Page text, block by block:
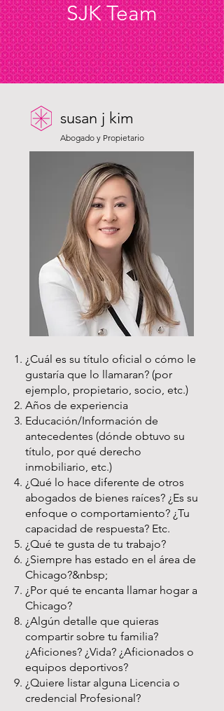
SJK Team
Abogado y Propietario
susan j kim
¿Cuál es su título oficial o cómo le
gustaría que lo llamaran? (por
ejemplo, propietario, socio, etc.)
Años de experiencia
Educación/Información de
antecedentes (dónde obtuvo su
título, por qué derecho
inmobiliario, etc.)
¿Qué lo hace diferente de otros
abogados de bienes raíces? ¿Es su
enfoque o comportamiento? ¿Tu
capacidad de respuesta? Etc.
¿Qué te gusta de tu trabajo?
¿Siempre has estado en el área de
Chicago?&nbsp;
¿Por qué te encanta llamar hogar a
Chicago?
¿Algún detalle que quieras
compartir sobre tu familia?
¿Aficiones? ¿Vida? ¿Aficionados o
equipos deportivos?
¿Quiere listar alguna Licencia o
credencial Profesional?